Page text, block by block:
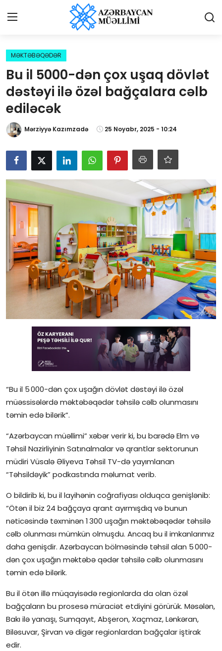
Giriş
Qəzetə elan ver
Əlaqə
Haqqımızda
Reklam və elan
Biz kimik?
Bütün xəbərlər
Gündəlik
Rəsmi
Təhsil
Müsahibə
Elm və innovasiya
Reportaj
Pedaqogika
Regionlar
Qəzetin PDF arxivi
İctimai şura
MƏKTƏBƏQƏDƏR
Bu il 5000-dən çox uşaq dövlət
dəstəyi ilə özəl bağçalara cəlb
ediləcək
Mərziyyə Kazımzadə 25 Noyabr, 2025 - 10:24
“Bu il 5 000-dən çox uşağın dövlət dəstəyi ilə özəl
müəssisələrdə məktəbəqədər təhsilə cəlb olunmasını
təmin edə bilərik”.
“Azərbaycan müəllimi” xəbər verir ki, bu barədə Elm və
Təhsil Nazirliyinin Satınalmalar və qrantlar sektorunun
müdiri Vüsalə Əliyeva Təhsil TV-də yayımlanan
“Təhsildəyik” podkastında məlumat verib.
O bildirib ki, bu il layihənin coğrafiyası olduqca genişlənib:
“Ötən il biz 24 bağçaya qrant ayırmışdıq və bunun
nəticəsində təxminən 1 300 uşağın məktəbəqədər təhsilə
cəlb olunması mümkün olmuşdu. Ancaq bu il imkanlarımız
daha genişdir. Azərbaycan bölməsində təhsil alan 5 000-
dən çox uşağın məktəbə qədər təhsilə cəlb olunmasını
təmin edə bilərik.
Bu il ötən illə müqayisədə regionlarda da olan özəl
bağçaların bu prosesə müraciət etdiyini görürük. Məsələn,
Bakı ilə yanaşı, Sumqayıt, Abşeron, Xaçmaz, Lənkəran,
Biləsuvar, Şirvan və digər regionlardan bağçalar iştirak
edir.